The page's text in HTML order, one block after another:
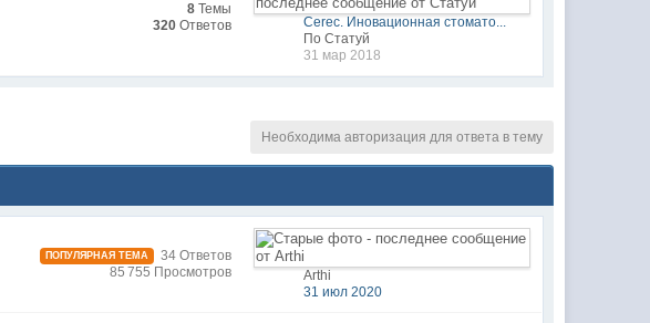
8 Темы
320 Ответов
Cerec. Иновационная стомато...
По Статуй
31 мар 2018
Необходима авторизация для ответа в тему
ПОПУЛЯРНАЯ ТЕМА
34 Ответов
85 755 Просмотров
Arthi
31 июл 2020